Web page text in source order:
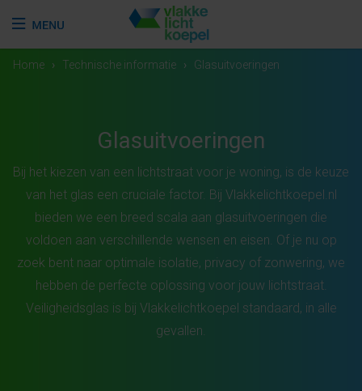
Home › Technische informatie › Glasuitvoeringen
Glasuitvoeringen
Bij het kiezen van een lichtstraat voor je woning, is de keuze
van het glas een cruciale factor. Bij Vlakkelichtkoepel.nl
bieden we een breed scala aan glasuitvoeringen die
voldoen aan verschillende wensen en eisen. Of je nu op
zoek bent naar optimale isolatie, privacy of zonwering, we
hebben de perfecte oplossing voor jouw lichtstraat.
Veiligheidsglas is bij Vlakkelichtkoepel standaard, in alle
gevallen.